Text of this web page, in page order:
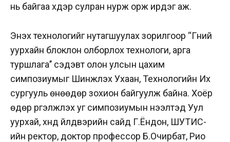
нь байгаа хүдэр сулран нурж орж ирдэг аж.
Энэхүү технологийг нутагшуулах зорилгоор ‘‘Гүний
уурхайн блоклон олборлох технологи, арга
туршлага’’ сэдэвт олон улсын цахим
симпозиумыг Шинжлэх Ухаан, Технологийн Их
сургууль өнөөдөр зохион байгуулж байна. Хоёр
өдөр үргэлжлэх уг симпозиумын нээлтэд Уул
уурхай, хүнд үйлдвэрийн сайд Г.Ёндон, ШУТИС-
ийн ректор, доктор профессор Б.Очирбат, Рио